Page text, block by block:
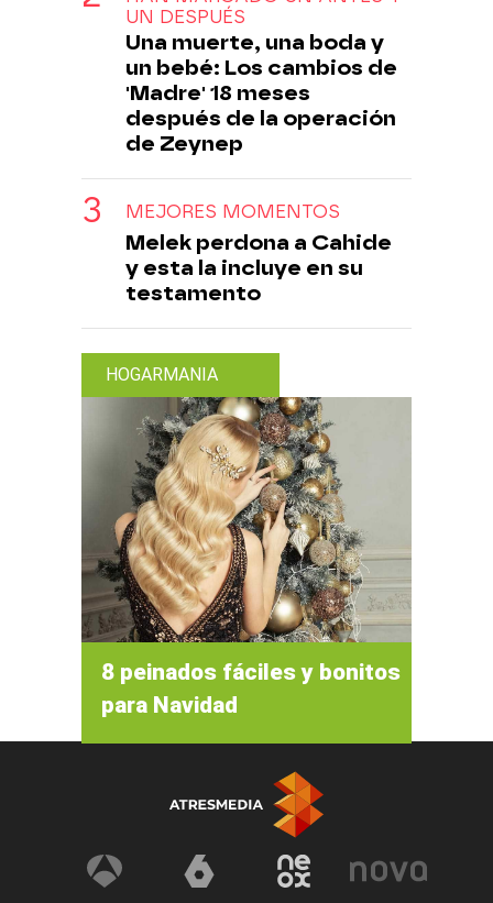
UN DESPUÉS
Una muerte, una boda y
un bebé: Los cambios de
'Madre' 18 meses
después de la operación
de Zeynep
MEJORES MOMENTOS
Melek perdona a Cahide
y esta la incluye en su
testamento
HOGARMANIA
8 peinados fáciles y bonitos
para Navidad